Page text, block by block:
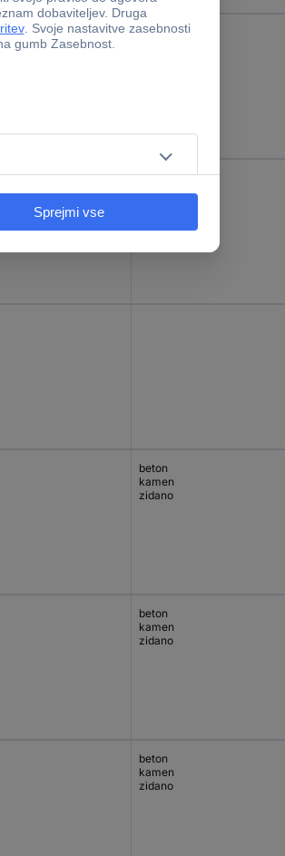
beton
beton
kamen
beton
kamen
zidano
beton
kamen
zidano
beton
kamen
zidano